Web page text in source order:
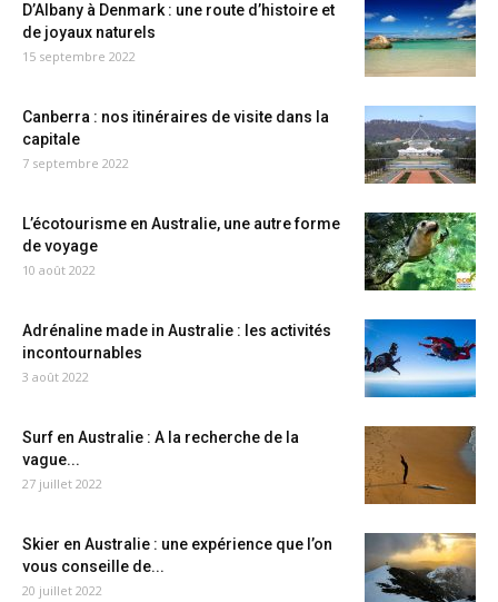
D’Albany à Denmark : une route d’histoire et
de joyaux naturels
15 septembre 2022
Canberra : nos itinéraires de visite dans la
capitale
7 septembre 2022
L’écotourisme en Australie, une autre forme
de voyage
10 août 2022
Adrénaline made in Australie : les activités
incontournables
3 août 2022
Surf en Australie : A la recherche de la
vague...
27 juillet 2022
Skier en Australie : une expérience que l’on
vous conseille de...
20 juillet 2022